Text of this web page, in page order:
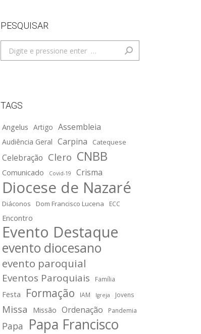
PESQUISAR
Search:
TAGS
Angelus Artigo Assembleia
Audiência Geral Carpina Catequese
Celebração Clero CNBB
Comunicado Covid-19 Crisma
Diocese de Nazaré
Diáconos Dom Francisco Lucena ECC
Encontro
Evento Destaque
evento diocesano
evento paroquial
Eventos Paroquiais Família
Festa Formação IAM Igreja Jovens
Missa Missão Ordenação Pandemia
Papa Papa Francisco